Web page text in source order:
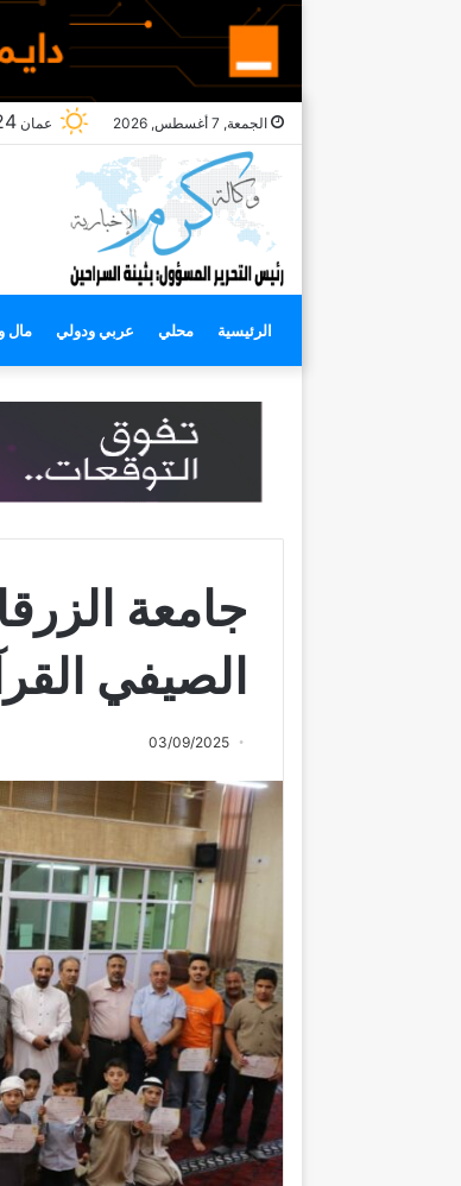
الجمعة, 7 أغسطس, 2026 عمان
الرئيسية محلي عربي ودولي مال
جامعة
الصيفي
03/09/2025